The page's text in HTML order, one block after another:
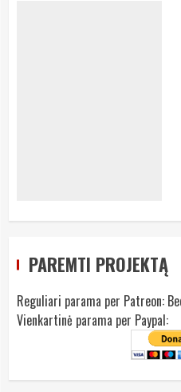
PAREMTI PROJEKTĄ
Reguliari parama per Patreon:
Vienkartinė parama per Paypal: